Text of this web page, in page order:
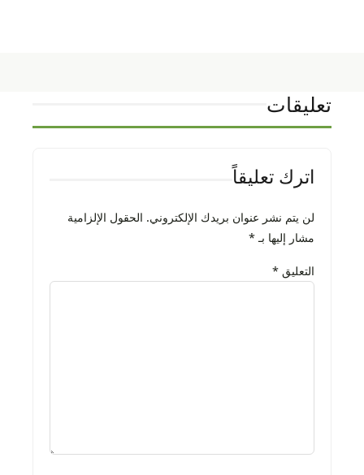
تعليقات
اترك تعليقاً
لن يتم نشر عنوان بريدك الإلكتروني. الحقول الإلزامية
مشار إليها بـ*
التعليق *